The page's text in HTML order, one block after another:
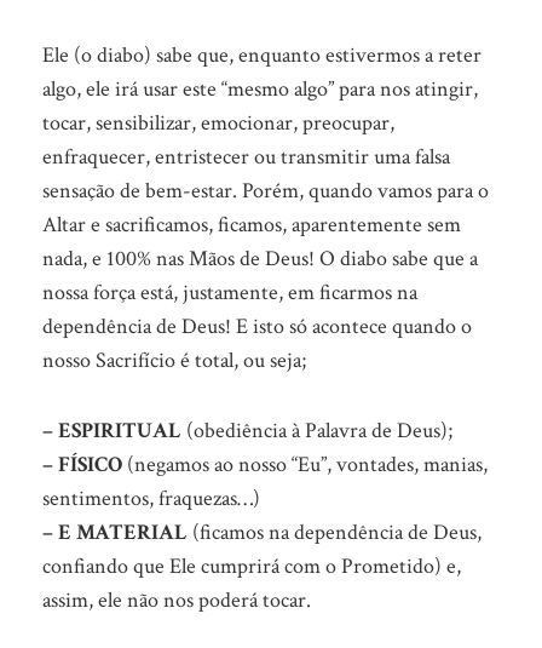
Ele (o diabo) sabe que, enquanto estivermos a reter
algo, ele irá usar este “mesmo algo” para nos atingir,
tocar, sensibilizar, emocionar, preocupar,
enfraquecer, entristecer ou transmitir uma falsa
sensação de bem-estar. Porém, quando vamos para o
Altar e sacrificamos, ficamos, aparentemente sem
nada, e 100% nas Mãos de Deus! O diabo sabe que a
nossa força está, justamente, em ficarmos na
dependência de Deus! E isto só acontece quando o
nosso Sacrifício é total, ou seja;
– ESPIRITUAL (obediência à Palavra de Deus);
– FÍSICO (negamos ao nosso “Eu”, vontades, manias,
sentimentos, fraquezas…)
– E MATERIAL (ficamos na dependência de Deus,
confiando que Ele cumprirá com o Prometido) e,
assim, ele não nos poderá tocar.